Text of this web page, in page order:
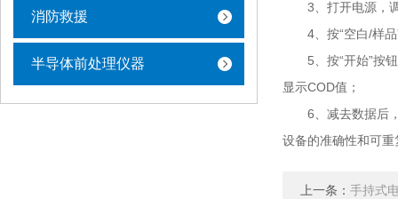
消防救援
半导体前处理仪器
3、打开电源，调
4、按“空白/样品”
5、按“开始”按钮
显示COD值；
6、减去数据后，
设备的准确性和可
上一条： 手持式